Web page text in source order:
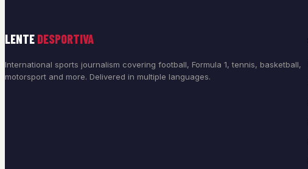
LENTE DESPORTIVA
International sports journalism covering football, Formula 1, tennis, basketball,
motorsport and more. Delivered in multiple languages.